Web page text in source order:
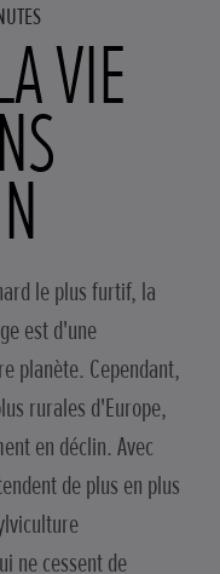
VIE
le plus furtif, la
est d'une
planète. Cependant,
rurales d'Europe,
en déclin. Avec
de plus en plus
ne cessent de